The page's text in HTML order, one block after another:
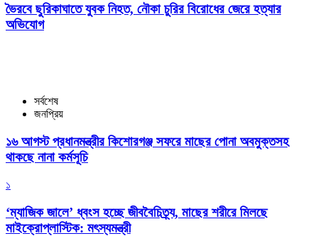
ভৈরবে ছুরিকাঘাতে যুবক নিহত, নৌকা চুরির বিরোধের জেরে হত্যার
অভিযোগ
সর্বশেষ
জনপ্রিয়
১৬ আগস্ট প্রধানমন্ত্রীর কিশোরগঞ্জ সফরে মাছের পোনা অবমুক্তসহ
থাকছে নানা কর্মসূচি
১
‘ম্যাজিক জালে’ ধ্বংস হচ্ছে জীববৈচিত্র্য, মাছের শরীরে মিলছে
মাইক্রোপ্লাস্টিক: মৎস্যমন্ত্রী